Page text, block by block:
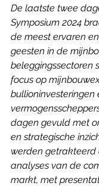
De laatste twee
Symposium 2024
de meest ervaren
geesten in de
beleggingssectoren
focus op
bullioninvesteringen
dagen gevuld met
en strategische
werden
analyses van de
markt, met